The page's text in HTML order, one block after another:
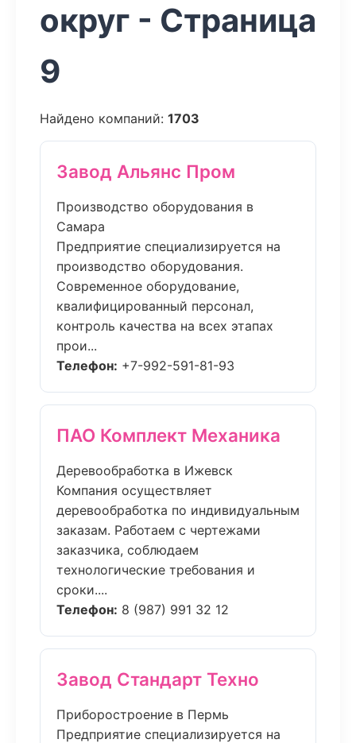
округ - Страница
9
Найдено компаний: 1703
Завод Альянс Пром
Производство оборудования в
Самара
Предприятие специализируется на
производство оборудования.
Современное оборудование,
квалифицированный персонал,
контроль качества на всех этапах
прои...
Телефон: +7-992-591-81-93
ПАО Комплект Механика
Деревообработка в Ижевск
Компания осуществляет
деревообработка по индивидуальным
заказам. Работаем с чертежами
заказчика, соблюдаем
технологические требования и
сроки....
Телефон: 8 (987) 991 32 12
Завод Стандарт Техно
Приборостроение в Пермь
Предприятие специализируется на